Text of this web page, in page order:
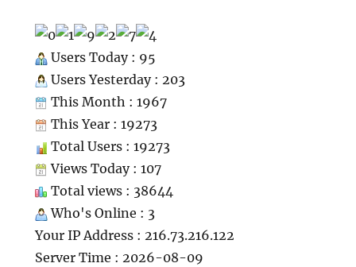
Users Today : 95
Users Yesterday : 203
This Month : 1967
This Year : 19273
Total Users : 19273
Views Today : 107
Total views : 38644
Who's Online : 3
Your IP Address : 216.73.216.122
Server Time : 2026-08-09